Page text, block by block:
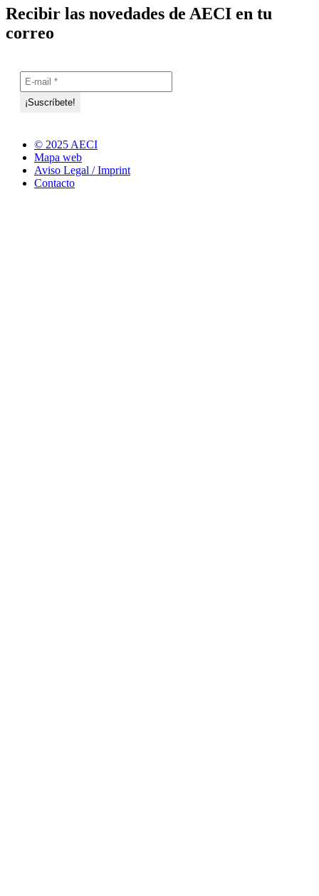
Recibir las novedades de AECI en tu
correo
© 2025 AECI
Mapa web
Aviso Legal / Imprint
Contacto